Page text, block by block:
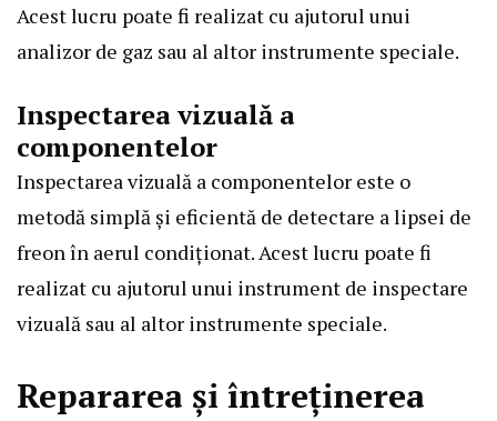
Acest lucru poate fi realizat cu ajutorul unui
analizor de gaz sau al altor instrumente speciale.
Inspectarea vizuală a
componentelor
Inspectarea vizuală a componentelor este o
metodă simplă și eficientă de detectare a lipsei de
freon în aerul condiționat. Acest lucru poate fi
realizat cu ajutorul unui instrument de inspectare
vizuală sau al altor instrumente speciale.
Repararea și întreținerea